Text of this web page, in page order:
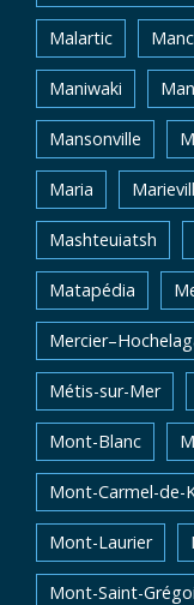
Malartic
Maniwaki
Mansonville
Maria
Mashteuiatsh
Matapédia
Métis-sur-Mer
Mont-Blanc
Mont-Carmel-de-
Mont-Laurier
Mont-Saint-